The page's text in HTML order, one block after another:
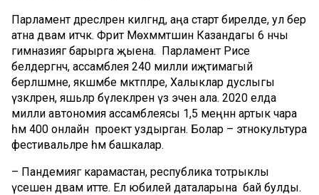
Парламент дәресләренә килгәндә, аңа старт бирелде, ул бер
атна дәвам итәчәк. Фәрит Мөхәммәтшин Казандагы 6 нчы
гимназиягә барырга җыена. Парламент Рәисе
белдергәнчә, ассамблея 240 милли иҗтимагый
берләшмәне, якшәмбе мәктәпләре, Халыклар дуслыгы
үзәкләрен, яшьләр бүлекләрен үз эченә ала. 2020 елда
милли автономия ассамблеясы 1,5 меңнән артык чара
һәм 400 онлайн проект уздырган. Болар – этнокультура
фестивальләре һәм башкалар.
– Пандемиягә карамастан, республика тотрыклы
үсешен дәвам итте. Ел юбилей даталарына бай булды.